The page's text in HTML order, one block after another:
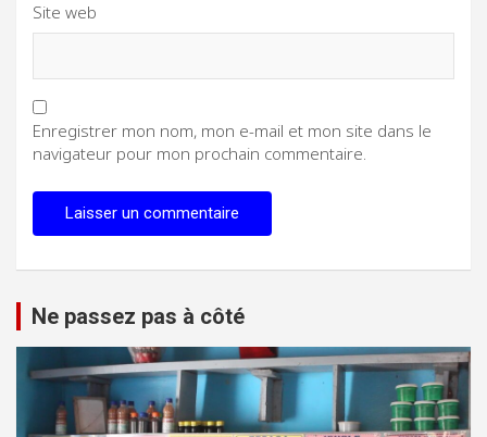
Site web
Enregistrer mon nom, mon e-mail et mon site dans le
navigateur pour mon prochain commentaire.
Ne passez pas à côté